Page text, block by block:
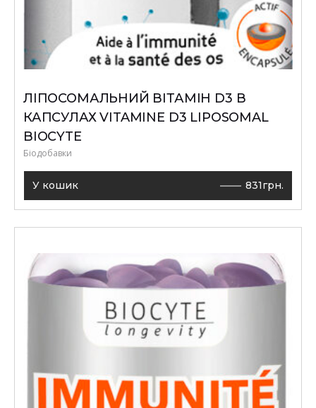
ЛІПОСОМАЛЬНИЙ ВІТАМІН D3 В
КАПСУЛАХ VITAMINE D3 LIPOSOMAL
BIOCYTE
Біодобавки
У кошик 831грн.